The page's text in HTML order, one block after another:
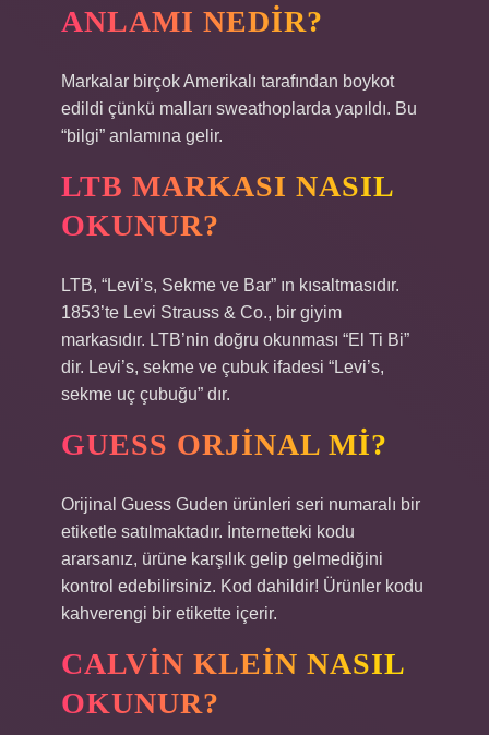
ANLAMI NEDIR?
Markalar birçok Amerikalı tarafından boykot
edildi çünkü malları sweathoplarda yapıldı. Bu
“bilgi” anlamına gelir.
LTB MARKASI NASIL
OKUNUR?
LTB, “Levi’s, Sekme ve Bar” ın kısaltmasıdır.
1853’te Levi Strauss & Co., bir giyim
markasıdır. LTB’nin doğru okunması “El Ti Bi”
dir. Levi’s, sekme ve çubuk ifadesi “Levi’s,
sekme uç çubuğu” dır.
GUESS ORJINAL MI?
Orijinal Guess Guden ürünleri seri numaralı bir
etiketle satılmaktadır. İnternetteki kodu
ararsanız, ürüne karşılık gelip gelmediğini
kontrol edebilirsiniz. Kod dahildir! Ürünler kodu
kahverengi bir etikette içerir.
CALVIN KLEIN NASIL
OKUNUR?